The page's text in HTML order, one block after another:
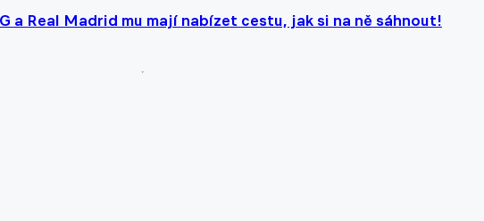
a Real Madrid mu mají nabízet cestu, jak si na ně sáhnout!